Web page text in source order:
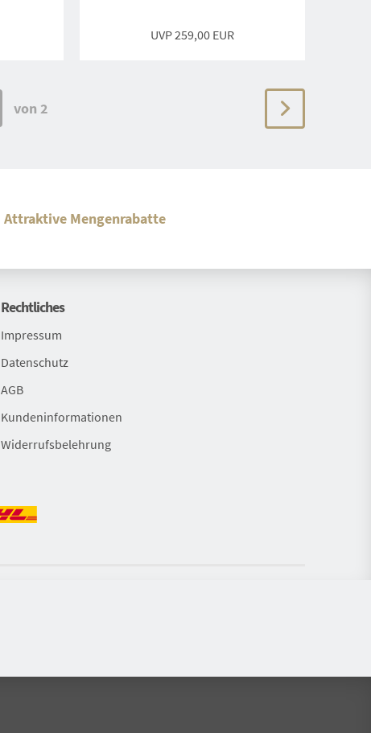
UVP259,00 EUR
von 2
Attraktive Mengenrabatte
Rechtliches
Impressum
Datenschutz
AGB
Kundeninformationen
Widerrufsbelehrung